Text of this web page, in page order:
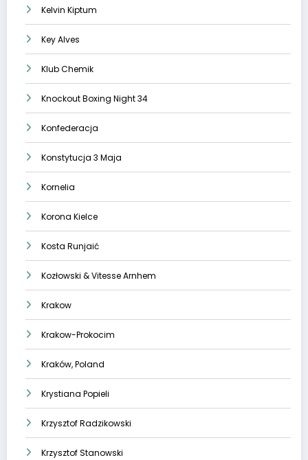
Kelvin Kiptum
Key Alves
Klub Chemik
Knockout Boxing Night 34
Konfederacja
Konstytucja 3 Maja
Kornelia
Korona Kielce
Kosta Runjaić
Kozłowski & Vitesse Arnhem
Krakow
Krakow-Prokocim
Kraków, Poland
Krystiana Popieli
Krzysztof Radzikowski
Krzysztof Stanowski